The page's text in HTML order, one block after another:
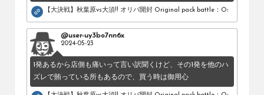
【大決戦】秋葉原vs大須!! オリパ開封 Original pack battle：Osu vs
@user-uy3bo7nn6x
2024-05-23
1発あるから店側も痛いって言い訳聞くけど、その1発を他のハ
ズレで賄っている所もあるので、買う時は御用心